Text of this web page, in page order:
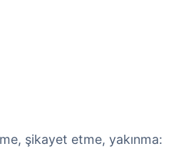
şikayet etme, yakınma: